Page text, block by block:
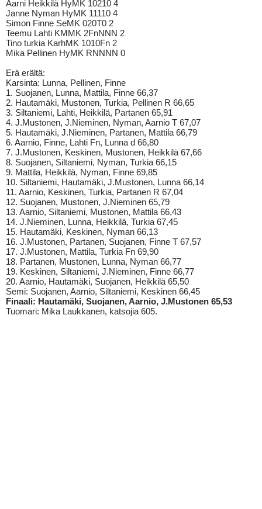
Aarni Heikkilä HyMK 10210 4
Janne Nyman HyMK 11110 4
Simon Finne SeMK 020T0 2
Teemu Lahti KMMK 2FnNNN 2
Tino turkia KarhMK 1010Fn 2
Mika Pellinen HyMK RNNNN 0
Erä erältä:
Karsinta: Lunna, Pellinen, Finne
1. Suojanen, Lunna, Mattila, Finne 66,37
2. Hautamäki, Mustonen, Turkia, Pellinen R 66,65
3. Siltaniemi, Lahti, Heikkilä, Partanen 65,91
4. J.Mustonen, J.Nieminen, Nyman, Aarnio T 67,07
5. Hautamäki, J.Nieminen, Partanen, Mattila 66,79
6. Aarnio, Finne, Lahti Fn, Lunna d 66,80
7. J.Mustonen, Keskinen, Mustonen, Heikkilä 67,66
8. Suojanen, Siltaniemi, Nyman, Turkia 66,15
9. Mattila, Heikkilä, Nyman, Finne 69,85
10. Siltaniemi, Hautamäki, J.Mustonen, Lunna 66,14
11. Aarnio, Keskinen, Turkia, Partanen R 67,04
12. Suojanen, Mustonen, J.Nieminen 65,79
13. Aarnio, Siltaniemi, Mustonen, Mattila 66,43
14. J.Nieminen, Lunna, Heikkilä, Turkia 67,45
15. Hautamäki, Keskinen, Nyman 66,13
16. J.Mustonen, Partanen, Suojanen, Finne T 67,57
17. J.Mustonen, Mattila, Turkia Fn 69,90
18. Partanen, Mustonen, Lunna, Nyman 66,77
19. Keskinen, Siltaniemi, J.Nieminen, Finne 66,77
20. Aarnio, Hautamäki, Suojanen, Heikkilä 65,50
Semi: Suojanen, Aarnio, Siltaniemi, Keskinen 66,45
Finaali: Hautamäki, Suojanen, Aarnio, J.Mustonen 65,53
Tuomari: Mika Laukkanen, katsojia 605.